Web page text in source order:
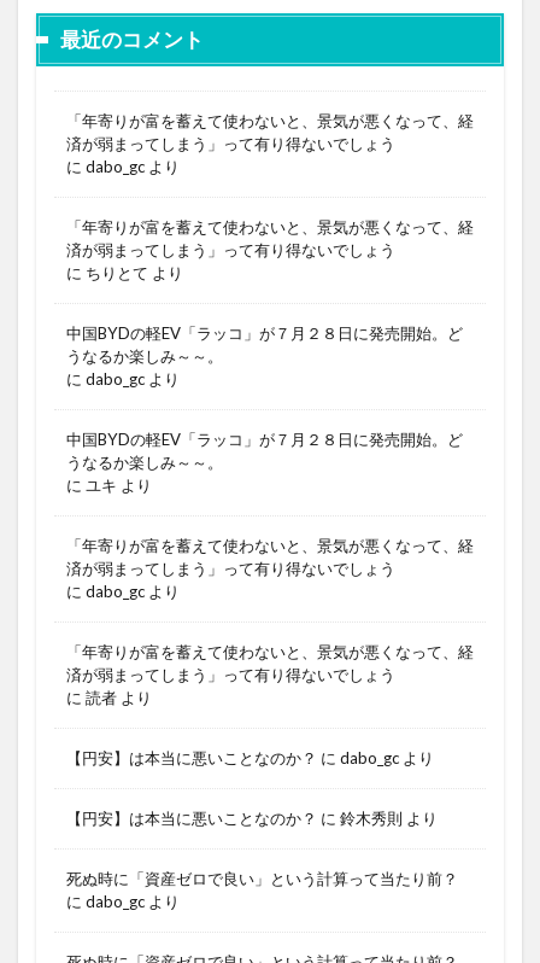
最近のコメント
「年寄りが富を蓄えて使わないと、景気が悪くなって、経
済が弱まってしまう」って有り得ないでしょう
に dabo_gc より
「年寄りが富を蓄えて使わないと、景気が悪くなって、経
済が弱まってしまう」って有り得ないでしょう
に ちりとて より
中国BYDの軽EV「ラッコ」が７月２８日に発売開始。ど
うなるか楽しみ～～。
に dabo_gc より
中国BYDの軽EV「ラッコ」が７月２８日に発売開始。ど
うなるか楽しみ～～。
に ユキ より
「年寄りが富を蓄えて使わないと、景気が悪くなって、経
済が弱まってしまう」って有り得ないでしょう
に dabo_gc より
「年寄りが富を蓄えて使わないと、景気が悪くなって、経
済が弱まってしまう」って有り得ないでしょう
に 読者 より
【円安】は本当に悪いことなのか？ に dabo_gc より
【円安】は本当に悪いことなのか？ に 鈴木秀則 より
死ぬ時に「資産ゼロで良い」という計算って当たり前？
に dabo_gc より